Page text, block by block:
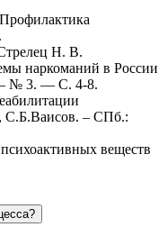
Н. В.
наркоманий в России
№ 3. — С. 4-8.
С.Б.Ваисов. – СПб.:
веществ